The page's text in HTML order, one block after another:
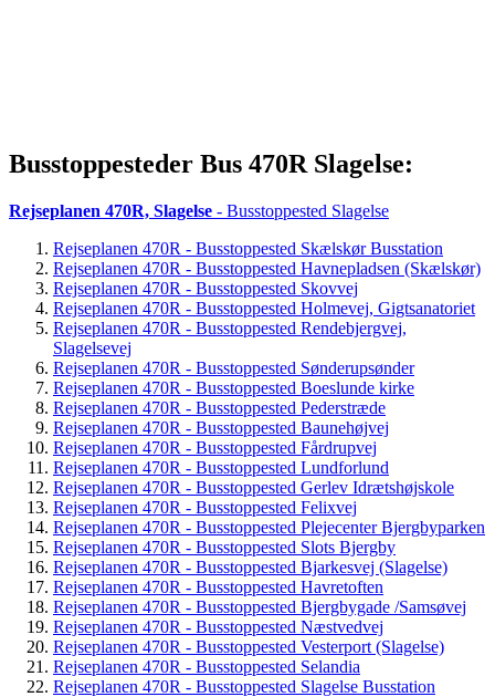
Busstoppesteder Bus 470R Slagelse:
Rejseplanen 470R, Slagelse - Busstoppested Slagelse
Rejseplanen 470R - Busstoppested Skælskør Busstation
Rejseplanen 470R - Busstoppested Havnepladsen (Skælskør)
Rejseplanen 470R - Busstoppested Skovvej
Rejseplanen 470R - Busstoppested Holmevej, Gigtsanatoriet
Rejseplanen 470R - Busstoppested Rendebjergvej,
Slagelsevej
Rejseplanen 470R - Busstoppested Sønderupsønder
Rejseplanen 470R - Busstoppested Boeslunde kirke
Rejseplanen 470R - Busstoppested Pederstræde
Rejseplanen 470R - Busstoppested Baunehøjvej
Rejseplanen 470R - Busstoppested Fårdrupvej
Rejseplanen 470R - Busstoppested Lundforlund
Rejseplanen 470R - Busstoppested Gerlev Idrætshøjskole
Rejseplanen 470R - Busstoppested Felixvej
Rejseplanen 470R - Busstoppested Plejecenter Bjergbyparken
Rejseplanen 470R - Busstoppested Slots Bjergby
Rejseplanen 470R - Busstoppested Bjarkesvej (Slagelse)
Rejseplanen 470R - Busstoppested Havretoften
Rejseplanen 470R - Busstoppested Bjergbygade /Samsøvej
Rejseplanen 470R - Busstoppested Næstvedvej
Rejseplanen 470R - Busstoppested Vesterport (Slagelse)
Rejseplanen 470R - Busstoppested Selandia
Rejseplanen 470R - Busstoppested Slagelse Busstation